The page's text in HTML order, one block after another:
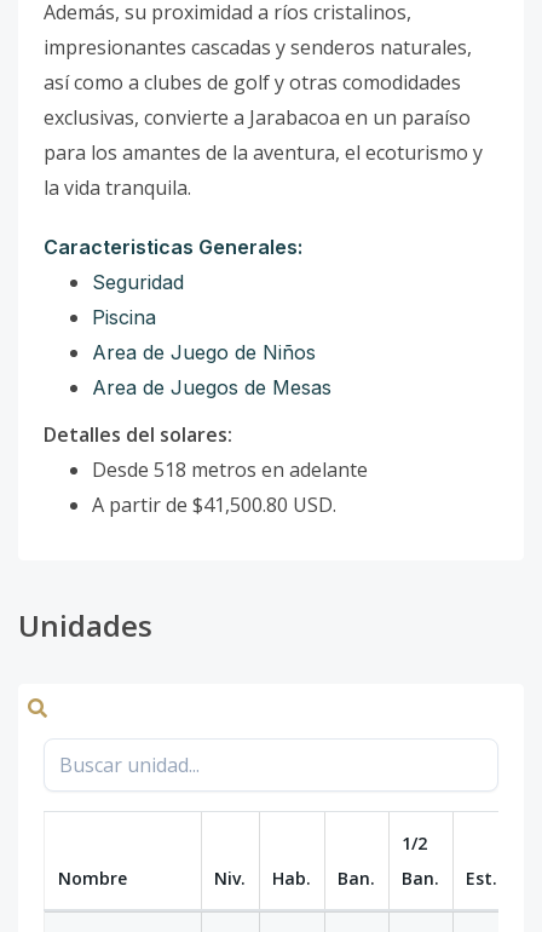
Además, su proximidad a ríos cristalinos,
impresionantes cascadas y senderos naturales,
así como a clubes de golf y otras comodidades
exclusivas, convierte a Jarabacoa en un paraíso
para los amantes de la aventura, el ecoturismo y
la vida tranquila.
Caracteristicas Generales:
Seguridad
Piscina
Area de Juego de Niños
Area de Juegos de Mesas
Detalles del solares:
Desde 518 metros en adelante
A partir de $41,500.80 USD.
Unidades
Nombre Niv. Hab. Ban.
1/2
Ban.
Est.